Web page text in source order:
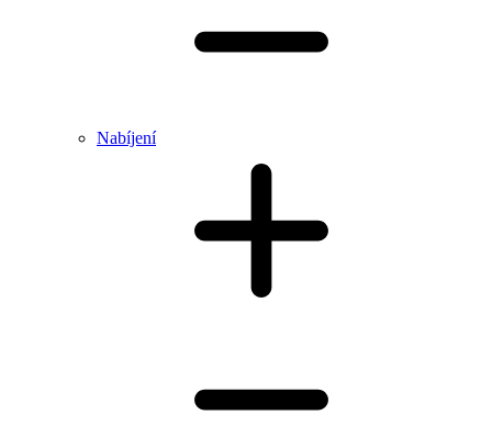
Nabíjení